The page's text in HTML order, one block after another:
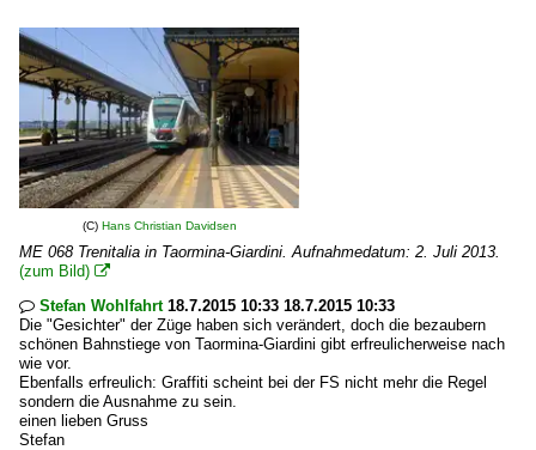
(C) Hans Christian Davidsen
ME 068 Trenitalia in Taormina-Giardini. Aufnahmedatum: 2. Juli 2013.
(zum Bild) 
 Stefan Wohlfahrt18.7.2015 10:33 18.7.2015 10:33
Die "Gesichter" der Züge haben sich verändert, doch die bezaubern
schönen Bahnstiege von Taormina-Giardini gibt erfreulicherweise nach
wie vor.
Ebenfalls erfreulich: Graffiti scheint bei der FS nicht mehr die Regel
sondern die Ausnahme zu sein.
einen lieben Gruss
Stefan